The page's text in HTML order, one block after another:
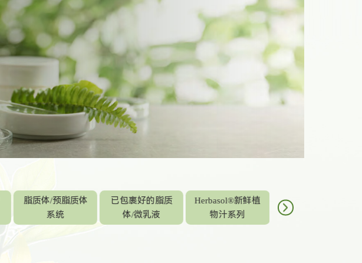
脂质体/预脂质体
系统
已包裹好的脂质
体/微乳液
Herbasol®新鲜植
物汁系列
植物活性物系列-